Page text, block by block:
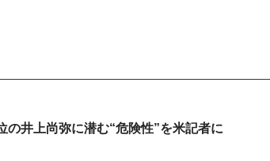
井上尚弥に潜む“危険性”を米記者に